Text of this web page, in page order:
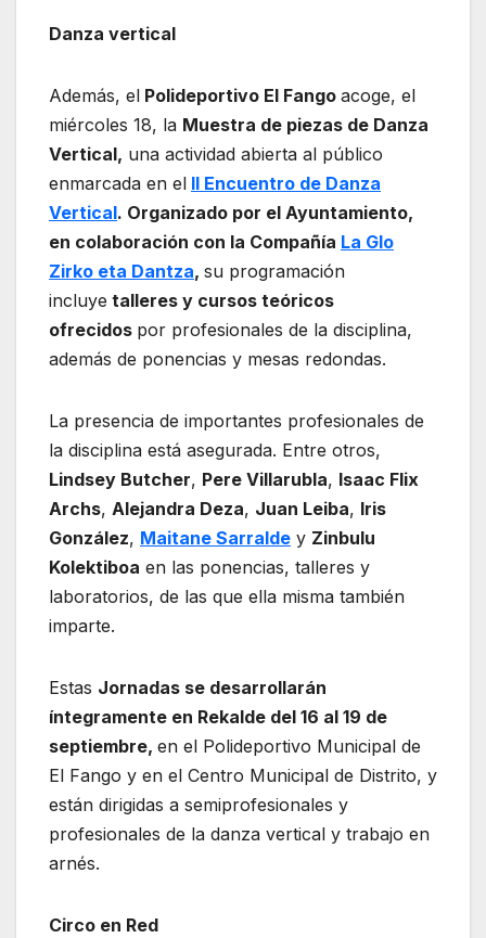
Danza vertical
Además, el Polideportivo El Fango acoge, el
miércoles 18, la Muestra de piezas de Danza
Vertical, una actividad abierta al público
enmarcada en el II Encuentro de Danza
Vertical. Organizado por el Ayuntamiento,
en colaboración con la Compañía La Glo
Zirko eta Dantza, su programación
incluye talleres y cursos teóricos
ofrecidos por profesionales de la disciplina,
además de ponencias y mesas redondas.
La presencia de importantes profesionales de
la disciplina está asegurada. Entre otros,
Lindsey Butcher, Pere Villarubla, Isaac Flix
Archs, Alejandra Deza, Juan Leiba, Iris
González, Maitane Sarralde y Zinbulu
Kolektiboa en las ponencias, talleres y
laboratorios, de las que ella misma también
imparte.
Estas Jornadas se desarrollarán
íntegramente en Rekalde del 16 al 19 de
septiembre, en el Polideportivo Municipal de
El Fango y en el Centro Municipal de Distrito, y
están dirigidas a semiprofesionales y
profesionales de la danza vertical y trabajo en
arnés.
Circo en Red